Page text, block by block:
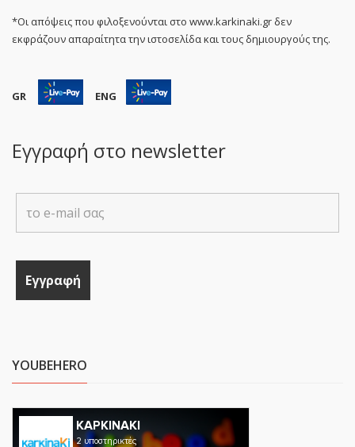
*Οι απόψεις που φιλοξενούνται στο www.karkinaki.gr δεν
εκφράζουν απαραίτητα την ιστοσελίδα και τους δημιουργούς της.
GR ENG
Εγγραφή στο newsletter
YOUBEHERO